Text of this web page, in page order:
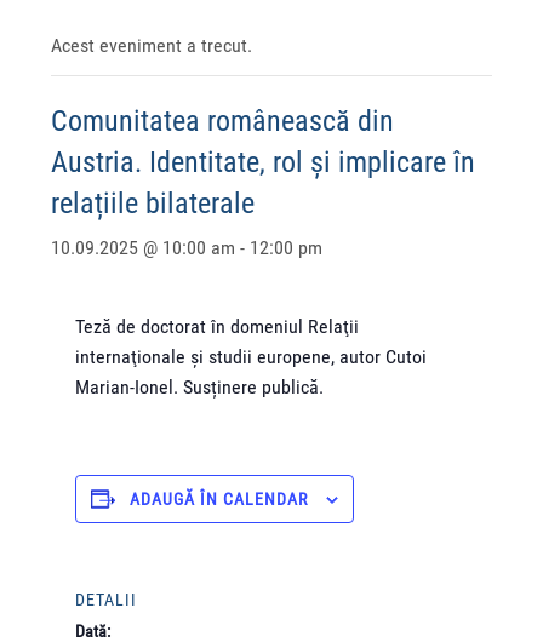
Acest eveniment a trecut.
Comunitatea românească din
Austria. Identitate, rol și implicare în
relațiile bilaterale
10.09.2025 @ 10:00 am - 12:00 pm
Teză de doctorat în domeniul Relaţii
internaţionale şi studii europene, autor Cutoi
Marian-Ionel. Susținere publică.
ADAUGĂ ÎN CALENDAR
DETALII
Dată: